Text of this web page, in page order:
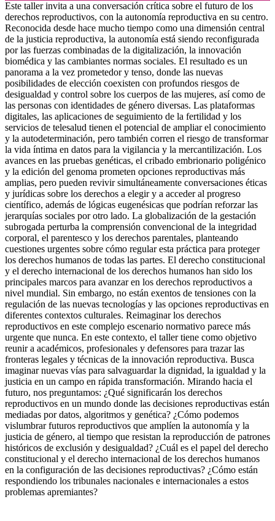
Este taller invita a una conversación crítica sobre el futuro de los
derechos reproductivos, con la autonomía reproductiva en su centro.
Reconocida desde hace mucho tiempo como una dimensión central
de la justicia reproductiva, la autonomía está siendo reconfigurada
por las fuerzas combinadas de la digitalización, la innovación
biomédica y las cambiantes normas sociales. El resultado es un
panorama a la vez prometedor y tenso, donde las nuevas
posibilidades de elección coexisten con profundos riesgos de
desigualdad y control sobre los cuerpos de las mujeres, así como de
las personas con identidades de género diversas. Las plataformas
digitales, las aplicaciones de seguimiento de la fertilidad y los
servicios de telesalud tienen el potencial de ampliar el conocimiento
y la autodeterminación, pero también corren el riesgo de transformar
la vida íntima en datos para la vigilancia y la mercantilización. Los
avances en las pruebas genéticas, el cribado embrionario poligénico
y la edición del genoma prometen opciones reproductivas más
amplias, pero pueden revivir simultáneamente conversaciones éticas
y jurídicas sobre los derechos a elegir y a acceder al progreso
científico, además de lógicas eugenésicas que podrían reforzar las
jerarquías sociales por otro lado. La globalización de la gestación
subrogada perturba la comprensión convencional de la integridad
corporal, el parentesco y los derechos parentales, planteando
cuestiones urgentes sobre cómo regular esta práctica para proteger
los derechos humanos de todas las partes. El derecho constitucional
y el derecho internacional de los derechos humanos han sido los
principales marcos para avanzar en los derechos reproductivos a
nivel mundial. Sin embargo, no están exentos de tensiones con la
regulación de las nuevas tecnologías y las opciones reproductivas en
diferentes contextos culturales. Reimaginar los derechos
reproductivos en este complejo escenario normativo parece más
urgente que nunca. En este contexto, el taller tiene como objetivo
reunir a académicos, profesionales y defensores para trazar las
fronteras legales y técnicas de la innovación reproductiva. Busca
imaginar nuevas vías para salvaguardar la dignidad, la igualdad y la
justicia en un campo en rápida transformación. Mirando hacia el
futuro, nos preguntamos: ¿Qué significarán los derechos
reproductivos en un mundo donde las decisiones reproductivas están
mediadas por datos, algoritmos y genética? ¿Cómo podemos
vislumbrar futuros reproductivos que amplíen la autonomía y la
justicia de género, al tiempo que resistan la reproducción de patrones
históricos de exclusión y desigualdad? ¿Cuál es el papel del derecho
constitucional y el derecho internacional de los derechos humanos
en la configuración de las decisiones reproductivas? ¿Cómo están
respondiendo los tribunales nacionales e internacionales a estos
problemas apremiantes?